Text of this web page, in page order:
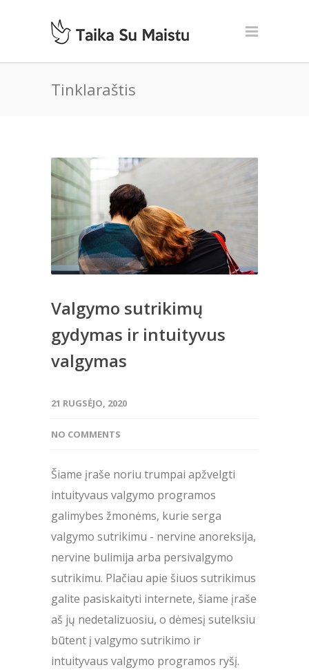
Tinklaraštis
Valgymo sutrikimų
gydymas ir intuityvus
valgymas
21 RUGSĖJO, 2020
NO COMMENTS
Šiame įraše noriu trumpai apžvelgti
intuityvaus valgymo programos
galimybes žmonėms, kurie serga
valgymo sutrikimu - nervine anoreksija,
nervine bulimija arba persivalgymo
sutrikimu. Plačiau apie šiuos sutrikimus
galite pasiskaityti internete, šiame įraše
aš jų nedetalizuosiu, o dėmesį sutelksiu
būtent į valgymo sutrikimo ir
intuityvaus valgymo programos ryšį.